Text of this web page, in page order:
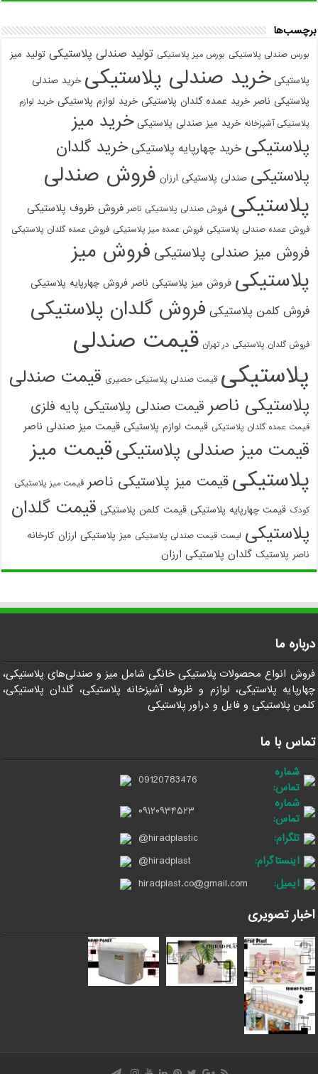
برچسب‌ها
بورس صندلی پلاستیکی بورس میز پلاستیکی تولید صندلی پلاستیکی تولید میز
پلاستیکی خرید صندلی پلاستیکی خرید صندلی
پلاستیکی ناصر خرید عمده گلدان پلاستیکی خرید لوازم پلاستیکی خرید لوازم
پلاستیکی آشپزخانه خرید میز صندلی پلاستیکی خرید میز
پلاستیکی خرید چهارپایه پلاستیکی خرید گلدان
پلاستیکی صندلی پلاستیکی ارزان فروش صندلی
پلاستیکی فروش صندلی پلاستیکی ناصر فروش ظروف پلاستیکی
فروش عمده صندلی پلاستیکی فروش عمده میز پلاستیکی فروش عمده گلدان پلاستیکی
فروش میز صندلی پلاستیکی فروش میز
پلاستیکی فروش میز پلاستیکی ناصر فروش چهارپایه پلاستیکی
فروش کلمن پلاستیکی فروش گلدان پلاستیکی
فروش گلدان پلاستیکی در تهران قیمت صندلی
پلاستیکی قیمت صندلی پلاستیکی حصیری قیمت صندلی
پلاستیکی ناصر قیمت صندلی پلاستیکی پایه فلزی
قیمت عمده گلدان پلاستیکی قیمت لوازم پلاستیکی قیمت میز صندلی ناصر
قیمت میز صندلی پلاستیکیقیمت میز
پلاستیکی قیمت میز پلاستیکی ناصر قیمت میز پلاستیکی
کودک قیمت چهارپایه پلاستیکی قیمت کلمن پلاستیکی قیمت گلدان
پلاستیکی لیست قیمت صندلی پلاستیکی میز پلاستیکی ارزان کارخانه
ناصر پلاستیک گلدان پلاستیکی ارزان
درباره ما
فروش انواع محصولات پلاستیکی خانگی شامل میز و صندلی‌های پلاستیکی،
چهارپایه پلاستیکی، لوازم و ظروف آشپزخانه پلاستیکی، گلدان پلاستیکی،
کلمن پلاستیکی و فایل و دراور پلاستیکی
تماس با ما
شماره
تماس:
09120783476
شماره
تماس:
۰۹۱۲۰۹۳۴۵۲۳
تلگرام:
@hiradplastic
اینستاگرام:
@hiradplast
ایمیل:
hiradplast.co@gmail.com
اخبار تصویری